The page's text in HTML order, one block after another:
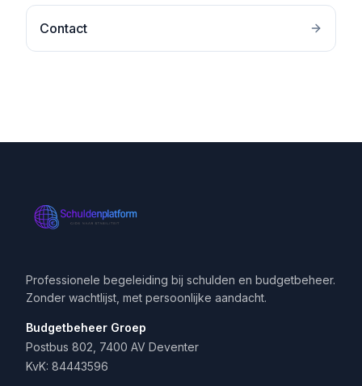
Contact
Professionele begeleiding bij schulden en budgetbeheer.
Zonder wachtlijst, met persoonlijke aandacht.
Budgetbeheer Groep
Postbus 802, 7400 AV Deventer
KvK: 84443596